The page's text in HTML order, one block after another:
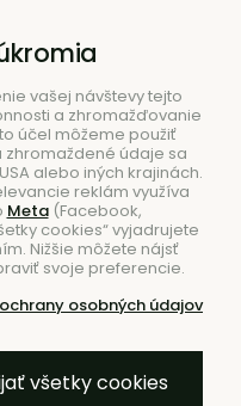
vašej návštevy tejto
a zhromažďovanie
účel môžeme použiť
zhromaždené údaje sa
alebo iných krajinách.
reklám využíva
Meta(Facebook,
cookies“ vyjadrujete
Nižšie môžete nájsť
svoje preferencie.
osobných údajov
všetky cookies